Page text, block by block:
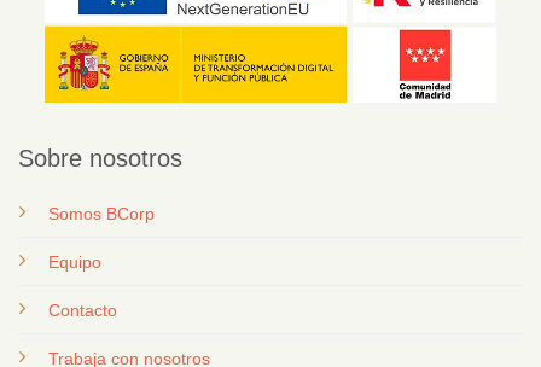
Sobre nosotros
Somos BCorp
Equipo
Contacto
Trabaja con nosotros